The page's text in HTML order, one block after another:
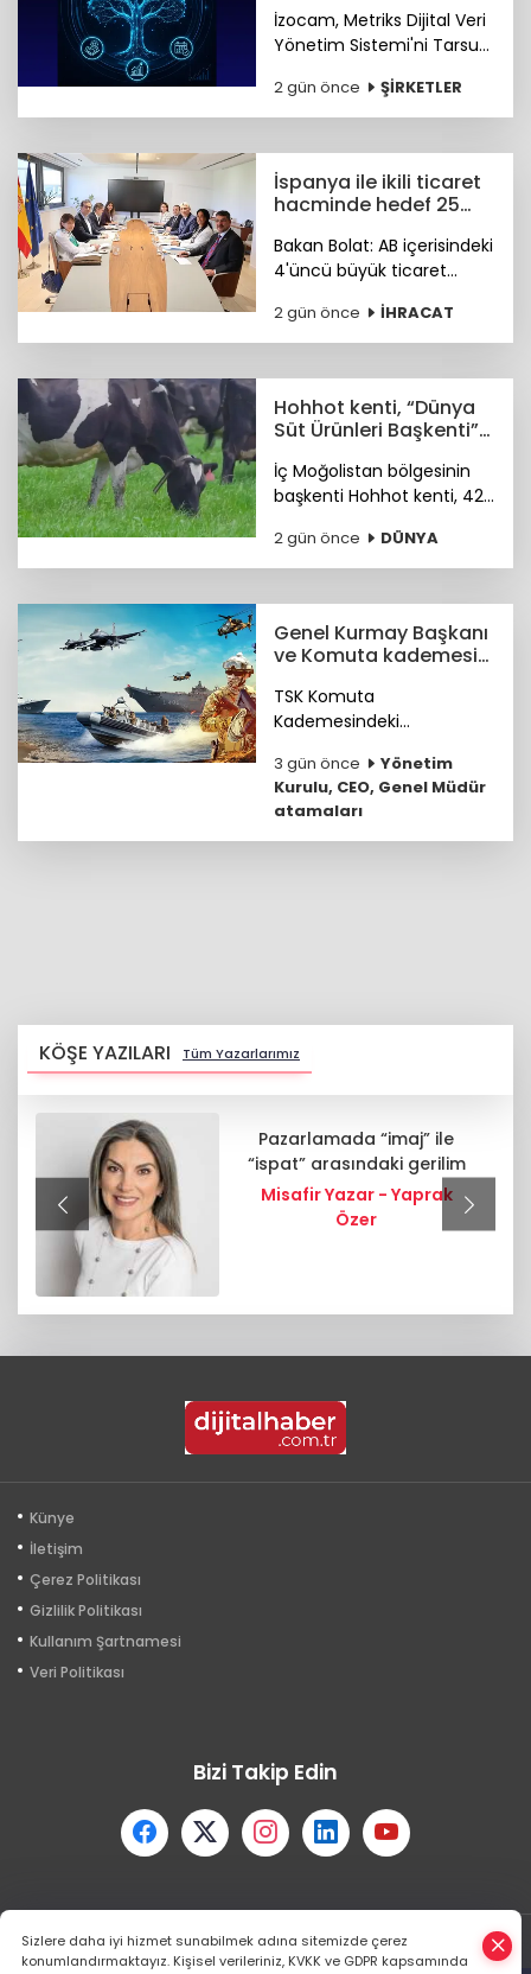
İzocam, Metriks Dijital Veri
Yönetim Sistemi'ni Tarsus
akıllı üretim dönemini
başlattı. Böylelikle üretim
tek merkezde toplanacak.
2 gün önce ŞİRKETLER
İspanya ile ikili ticaret
hacminde hedef 25
Bakan Bolat: AB içerisindeki
4'üncü büyük ticaret
ikili ticaret hacmimizi orta
vadede yıllık 25 milyar
hedefliyoruz.
2 gün önce İHRACAT
Hohhot kenti, “Dünya
Süt Ürünleri Başkenti”
İç Moğolistan bölgesinin
başkenti Hohhot kenti, 42
büyüklüğündeki süt
ürünleri sektörüyle “Dünya
ünvanını kazandı.
2 gün önce DÜNYA
Genel Kurmay Başkanı
ve Komuta kademesi
TSK Komuta
Kademesindeki
haberimizde...
3 gün önce
Yönetim
Kurulu, CEO, Genel Müdür
atamaları
KÖŞE YAZILARI Tüm Yazarlarımız
Pazarlamada “imaj” ile
“ispat” arasındaki gerilim
Misafir Yazar - Yaprak
Özer
Künye
İletişim
Çerez Politikası
Gizlilik Politikası
Kullanım Şartnamesi
Veri Politikası
Bizi Takip Edin
Powered byHABER YAZILIMIve TURKTICARET.NET projesidir
Sizlere daha iyi hizmet sunabilmek adına sitemizde çerez
konumlandırmaktayız. Kişisel verileriniz, KVKK ve GDPR kapsamında